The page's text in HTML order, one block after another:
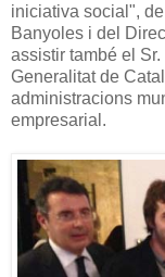
iniciativa social",
Banyoles i del
assistir també el
Generalitat de
administracions
empresarial.